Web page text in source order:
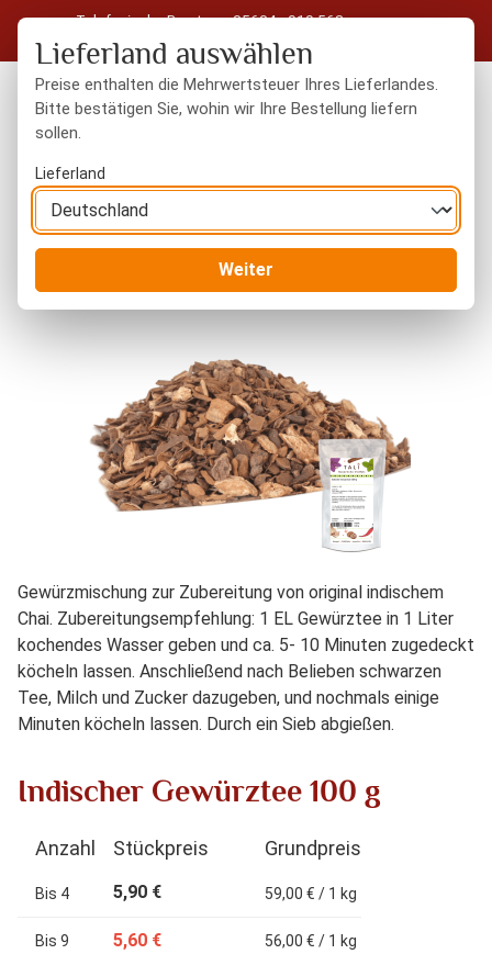
Zum Hauptinhalt springen
Telefonische Beratung: 05604 - 919 563
Kostenloser Versand in Deutschland ab 50 € Warenwert
Gewürzmischung zur Zubereitung von original indischem
Chai. Zubereitungsempfehlung: 1 EL Gewürztee in 1 Liter
kochendes Wasser geben und ca. 5- 10 Minuten zugedeckt
köcheln lassen. Anschließend nach Belieben schwarzen
Tee, Milch und Zucker dazugeben, und nochmals einige
Minuten köcheln lassen. Durch ein Sieb abgießen.
Indischer Gewürztee 100 g
Anzahl Stückpreis Grundpreis
Bis 4 5,90 € 59,00 € / 1 kg
Bis 9 5,60 € 56,00 € / 1 kg
Lieferland auswählen
Preise enthalten die Mehrwertsteuer Ihres Lieferlandes.
Bitte bestätigen Sie, wohin wir Ihre Bestellung liefern
sollen.
Lieferland
Weiter